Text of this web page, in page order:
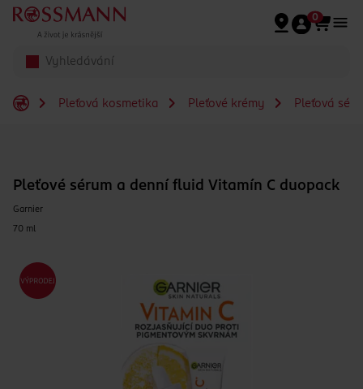
Přeskočit na hlavmní obsah
0
Pleťová kosmetika Pleťové krémy Pleťová
Pleťové sérum a denní fluid Vitamín C duopack
Garnier
70 ml